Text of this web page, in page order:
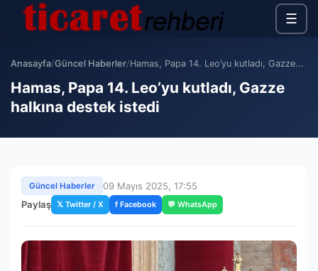
☰
Anasayfa/Güncel Haberler/Hamas, Papa 14. Leo’yu kutladı, Gazze...
Hamas, Papa 14. Leo’yu kutladı, Gazze
halkına destek istedi
Güncel Haberler
09 Mayıs 2025, 17:55
Paylaş 𝕏 Twitter / X f Facebook 💬 WhatsApp